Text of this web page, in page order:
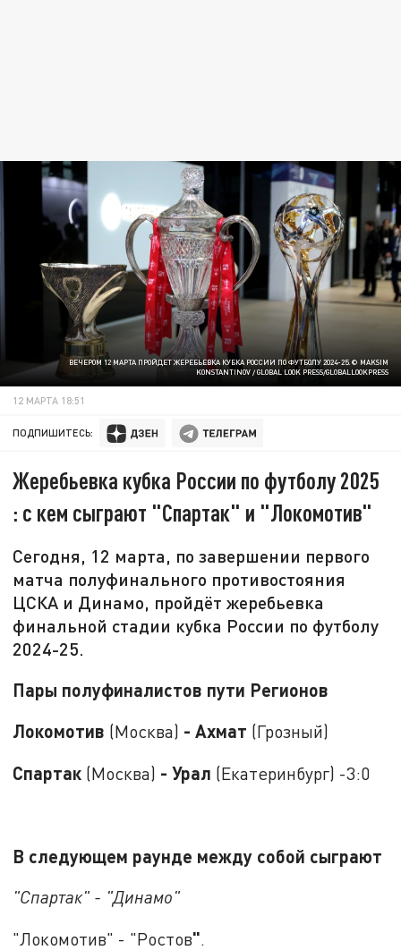
ВЕЧЕРОМ 12 МАРТА ПРОЙДЕТ ЖЕРЕБЬЕВКА КУБКА РОССИИ ПО ФУТБОЛУ 2024-25. © MAKSIM
KONSTANTINOV / GLOBAL LOOK PRESS/GLOBALLOOKPRESS
12 МАРТА 18:51
ПОДПИШИТЕСЬ:
Жеребьевка кубка России по футболу 2025
: с кем сыграют "Спартак" и "Локомотив"
Сегодня, 12 марта, по завершении первого
матча полуфинального противостояния
ЦСКА и Динамо, пройдёт жеребьевка
финальной стадии кубка России по футболу
2024-25.
Пары полуфиналистов пути Регионов
Локомотив (Москва) - Ахмат (Грозный)
Спартак (Москва) - Урал (Екатеринбург) -3:0
В следующем раунде между собой сыграют
"Спартак" - "Динамо"
"Локомотив" - "Ростов".